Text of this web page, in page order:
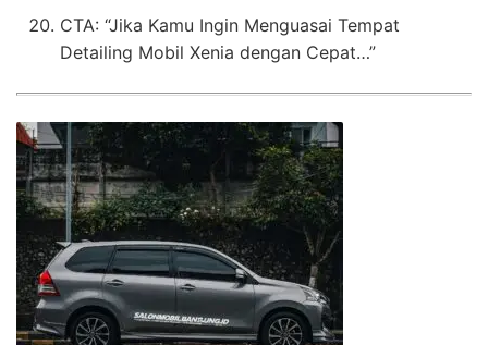
CTA: “Jika Kamu Ingin Menguasai Tempat
Detailing Mobil Xenia dengan Cepat…”